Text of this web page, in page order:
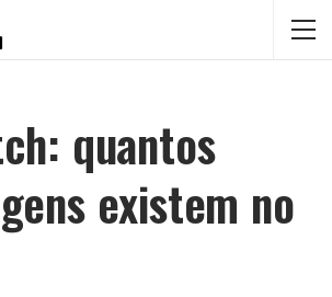
quantos
existem no